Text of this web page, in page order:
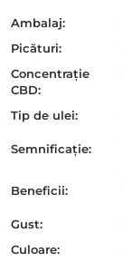
Ambalaj:
Picături:
Concentrație
CBD:
Tip de ulei:
Semnificație:
Beneficii:
Gust:
Culoare: